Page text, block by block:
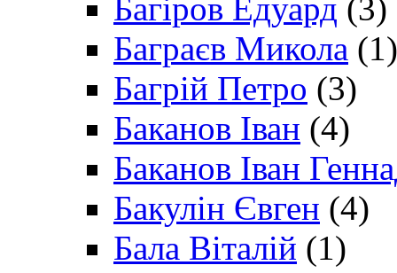
Багіров Едуард (3)
Баграєв Микола (1)
Багрій Петро (3)
Баканов Іван (4)
Баканов Іван
Бакулін Євген (4)
Бала Віталій (1)